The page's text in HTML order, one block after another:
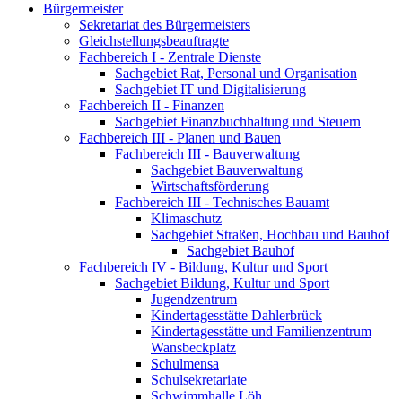
Bürgermeister
Sekretariat des Bürgermeisters
Gleichstellungsbeauftragte
Fachbereich I - Zentrale Dienste
Sachgebiet Rat, Personal und Organisation
Sachgebiet IT und Digitalisierung
Fachbereich II - Finanzen
Sachgebiet Finanzbuchhaltung und Steuern
Fachbereich III - Planen und Bauen
Fachbereich III - Bauverwaltung
Sachgebiet Bauverwaltung
Wirtschaftsförderung
Fachbereich III - Technisches Bauamt
Klimaschutz
Sachgebiet Straßen, Hochbau und Bauhof
Sachgebiet Bauhof
Fachbereich IV - Bildung, Kultur und Sport
Sachgebiet Bildung, Kultur und Sport
Jugendzentrum
Kindertagesstätte Dahlerbrück
Kindertagesstätte und Familienzentrum
Wansbeckplatz
Schulmensa
Schulsekretariate